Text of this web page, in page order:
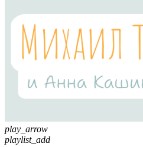
play_arrow
playlist_add